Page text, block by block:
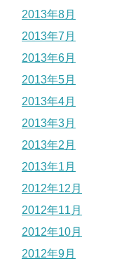
2013年8月
2013年7月
2013年6月
2013年5月
2013年4月
2013年3月
2013年2月
2013年1月
2012年12月
2012年11月
2012年10月
2012年9月